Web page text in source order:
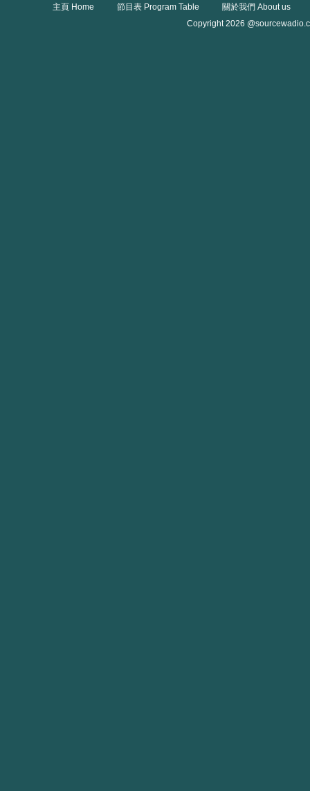
主頁 Home 節目表 Program Table
關於我們 About us
Copyright 2026